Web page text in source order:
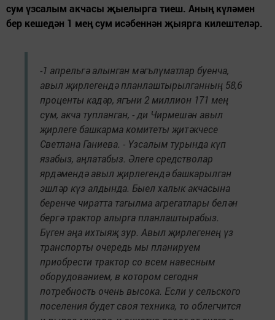
сум үзсалым акчасы җыелырга тиеш. Аның күләмен
бер кешедән 1 мең сум исәбеннән җыярга килештеләр.
-1 апрельгә алынган мәгълүматлар буенча,
авыл җирлегендә планлаштырылганның 58,6
проценты кадәр, ягъни 2 миллион 171 мең
сум, акча тупланган, - ди Чирмешән авыл
җирлеге башкарма комитеты җитәкчесе
Светлана Ганиева. - Үзсалым турында күп
язабыз, аңлатабыз. Әлеге средстволар
ярдәмендә авыл җирлегендә башкарылган
эшләр күз алдында. Быел халык акчасына
беренче чиратта тагылма агрегатлары белән
бергә трактор алырга планлаштырабыз.
Бүген аңа ихтыяҗ зур. Авыл җирлегенең үз
транспорты очередь мы планируем
приобрести трактор со всем навесным
оборудованием, в котором сегодня
потребность очень высока. Если у сельского
поселения будет своя техника, то облегчится